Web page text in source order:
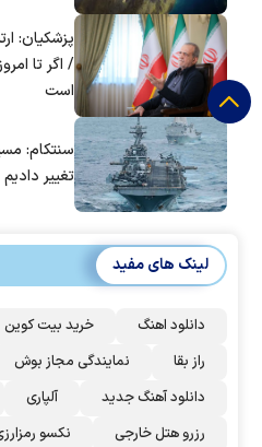
پزشکیان:
/ اگر تا
است
تغییر دادیم
لینک های مفید
دانلود اهنگ خرید بیت کوین
راز بقا
نمایندگی مجاز بوش
دانلود آهنگ جدید
آلپاری
رزرو هتل خارجی
نکسو